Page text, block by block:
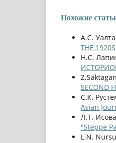
Похожие
А.С.
THE
Н.С.
SECOND
С.К.
Asian
Л.Т.
"Steppe
L.N.